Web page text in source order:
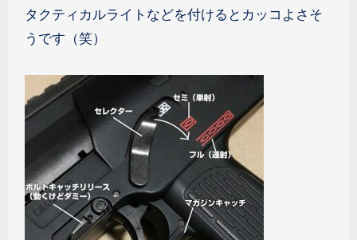
タクティカルライトなどを付けるとカッコよさそ
うです（笑）